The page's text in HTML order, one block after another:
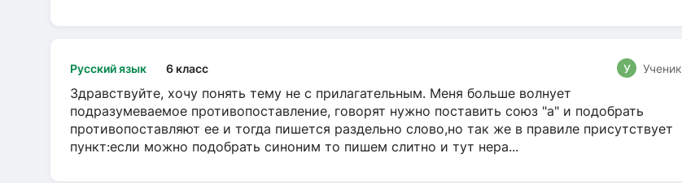
Русский язык 6 класс У Ученик
Здравствуйте, хочу понять тему не с прилагательным. Меня больше волнует
подразумеваемое противопоставление, говорят нужно поставить союз "а" и подобрать
противопоставляют ее и тогда пишется раздельно слово,но так же в правиле присутствует
пункт:если можно подобрать синоним то пишем слитно и тут нера...